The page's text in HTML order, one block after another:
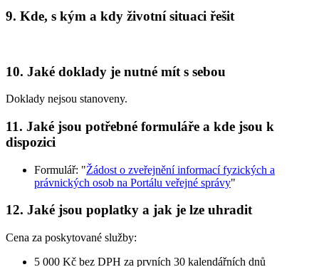
9. Kde, s kým a kdy životní situaci řešit
10. Jaké doklady je nutné mít s sebou
Doklady nejsou stanoveny.
11. Jaké jsou potřebné formuláře a kde jsou k
dispozici
Formulář: "Žádost o zveřejnění informací fyzických a
právnických osob na Portálu veřejné správy"
12. Jaké jsou poplatky a jak je lze uhradit
Cena za poskytované služby:
5 000 Kč bez DPH za prvních 30 kalendářních dnů